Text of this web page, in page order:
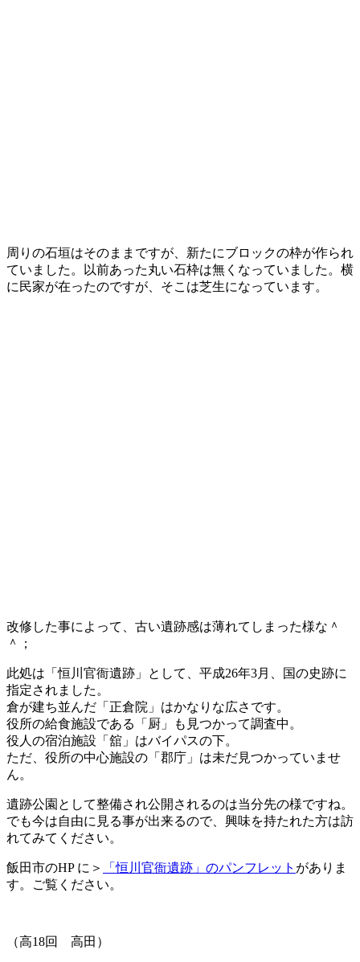
周りの石垣はそのままですが、新たにブロックの枠が作られ
ていました。以前あった丸い石枠は無くなっていました。横
に民家が在ったのですが、そこは芝生になっています。
改修した事によって、古い遺跡感は薄れてしまった様な＾
＾；
此処は「恒川官衙遺跡」として、平成26年3月、国の史跡に
指定されました。
倉が建ち並んだ「正倉院」はかなりな広さです。
役所の給食施設である「厨」も見つかって調査中。
役人の宿泊施設「舘」はバイパスの下。
ただ、役所の中心施設の「郡庁」は未だ見つかっていませ
ん。
遺跡公園として整備され公開されるのは当分先の様ですね。
でも今は自由に見る事が出来るので、興味を持たれた方は訪
れてみてください。
飯田市のHP に＞ 「恒川官衙遺跡」のパンフレット がありま
す。ご覧ください。
（高18回 高田）